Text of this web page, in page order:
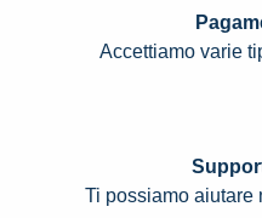
Accettiamo varie
Ti possiamo aiutare